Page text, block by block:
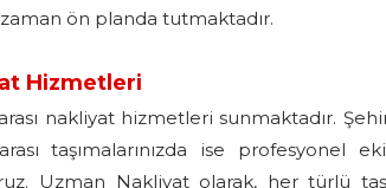
ön planda tutmaktadır.
Hizmetleri
nakliyat hizmetleri sunmaktadır. Şehir
taşımalarınızda ise profesyonel
Uzman Nakliyat olarak, her türlü